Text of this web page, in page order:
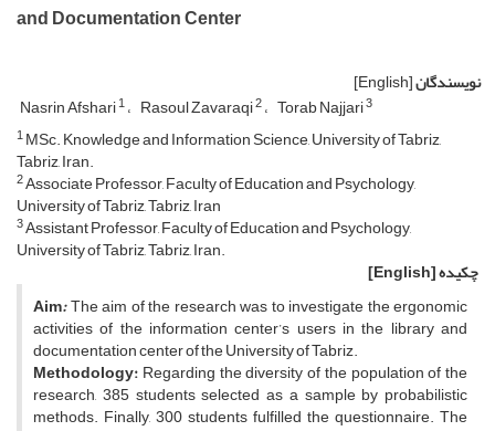
and Documentation Center
نویسندگان[English]
Nasrin Afshari1 Rasoul Zavaraqi2 Torab Najjari3
1MSc. Knowledge and Information Science, University of Tabriz,
Tabriz, Iran.
2Associate Professor, Faculty of Education and Psychology,
University of Tabriz, Tabriz, Iran
3Assistant Professor, Faculty of Education and Psychology,
University of Tabriz, Tabriz, Iran.
چکیده[English]
Aim:The aim of the research was to investigate the ergonomic
activities of the information center’s users in the library and
documentation center of the University of Tabriz.
Methodology:Regarding the diversity of the population of the
research, 385 students selected as a sample by probabilistic
methods. Finally, 300 students fulfilled the questionnaire. The